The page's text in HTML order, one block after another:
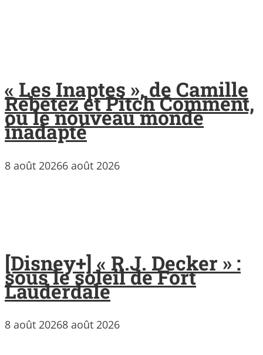
« Les Inaptes », de Camille
Rebetez et Pitch Comment,
ou le nouveau monde
inadapté
8 août 20266 août 2026
[Disney+] « R.J. Decker » :
sous le soleil de Fort
Lauderdale
8 août 20268 août 2026